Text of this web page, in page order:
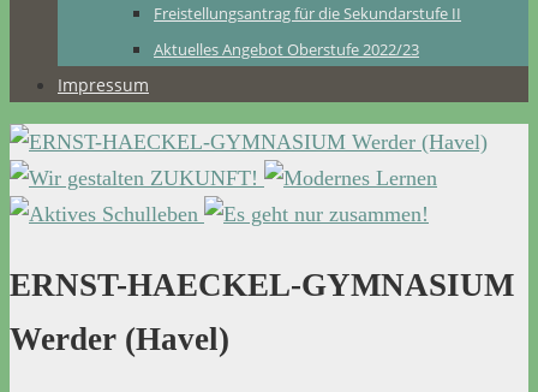
Freistellungsantrag für die Sekundarstufe II
Aktuelles Angebot Oberstufe 2022/23
Impressum
ERNST-HAECKEL-GYMNASIUM
Werder (Havel)